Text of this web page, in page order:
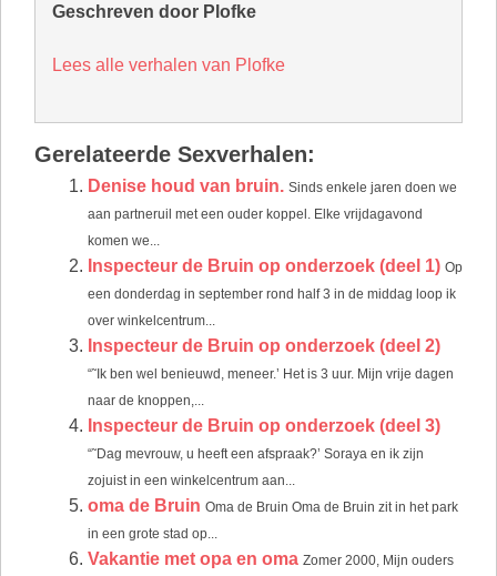
Geschreven door Plofke
Lees alle verhalen van Plofke
Gerelateerde Sexverhalen:
Denise houd van bruin. Sinds enkele jaren doen we
aan partneruil met een ouder koppel. Elke vrijdagavond
komen we...
Inspecteur de Bruin op onderzoek (deel 1) Op
een donderdag in september rond half 3 in de middag loop ik
over winkelcentrum...
Inspecteur de Bruin op onderzoek (deel 2)
“˜Ik ben wel benieuwd, meneer.’ Het is 3 uur. Mijn vrije dagen
naar de knoppen,...
Inspecteur de Bruin op onderzoek (deel 3)
“˜Dag mevrouw, u heeft een afspraak?’ Soraya en ik zijn
zojuist in een winkelcentrum aan...
oma de Bruin Oma de Bruin Oma de Bruin zit in het park
in een grote stad op...
Vakantie met opa en oma Zomer 2000, Mijn ouders